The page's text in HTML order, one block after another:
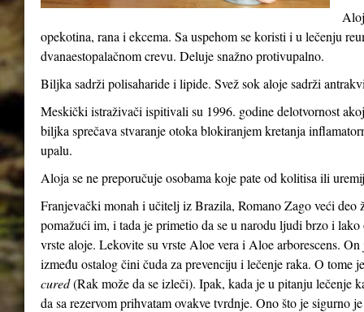
opekotina, rana i ekcema. Sa uspehom se koristi i u lečenju
dvanaestopalačnom crevu. Deluje snažno protivupalno.
Biljka sadrži polisaharide i lipide. Svež sok aloje sadrži
Meskički istraživači ispitivali su 1996. godine delotvornost
biljka sprečava stvaranje otoka blokiranjem kretanja
upalu.
Aloja se ne preporučuje osobama koje pate od kolitisa ili
Franjevački monah i učitelj iz Brazila, Romano Zago veći deo
pomažući im, i tada je primetio da se u narodu ljudi brzo i
vrste aloje. Lekovite su vrste Aloe vera i Aloe arborescens.
između ostalog čini čuda za prevenciju i lečenje raka. O
cured(Rak može da se izleči). Ipak, kada je u pitanju lečenje
da sa rezervom prihvatam ovakve tvrdnje. Ono što je sigurno